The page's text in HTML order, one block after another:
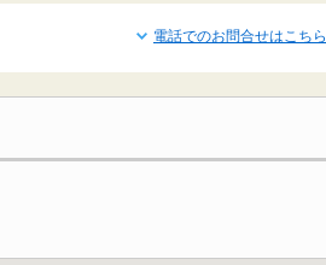
電話でのお問合せはこちら